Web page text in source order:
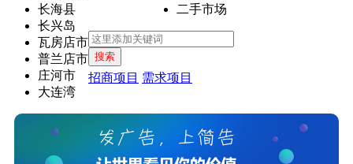
长海县
长兴岛
瓦房店市
普兰店市
庄河市
大连湾
二手市场
搜索
招商项目 需求项目